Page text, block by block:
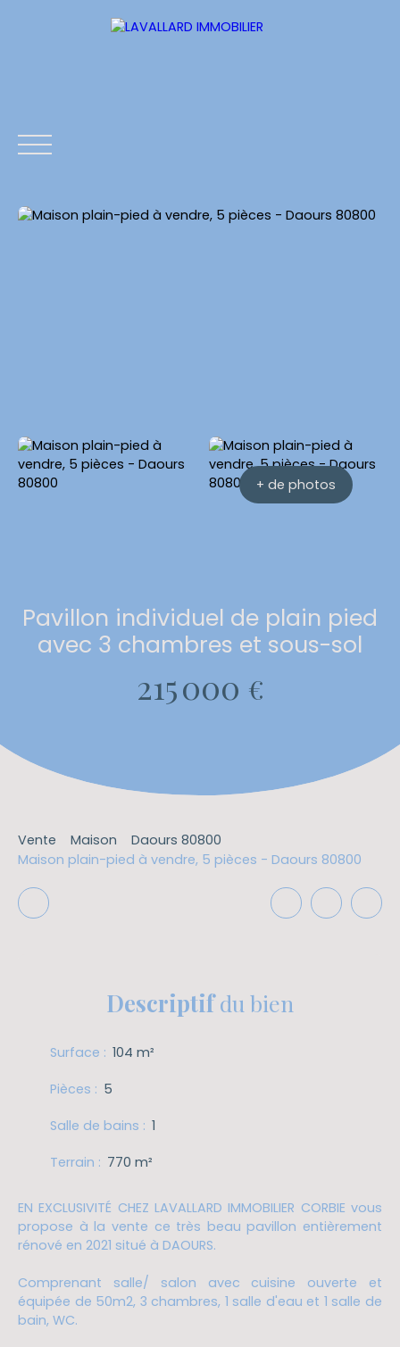
+ de photos
Pavillon individuel de plain pied
avec 3 chambres et sous-sol
215 000 €
Vente Maison
Daours 80800
Maison plain-pied à vendre, 5 pièces - Daours 80800
Descriptifdu bien
Surface : 104 m²
Pièces : 5
Salle de bains : 1
Terrain : 770 m²
EN EXCLUSIVITÉ CHEZ LAVALLARD IMMOBILIER CORBIE vous
propose à la vente ce très beau pavillon entièrement
rénové en 2021 situé à DAOURS.
Comprenant salle/ salon avec cuisine ouverte et
équipée de 50m2, 3 chambres, 1 salle d'eau et 1 salle de
bain, WC.